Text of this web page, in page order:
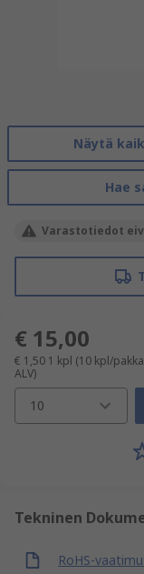
Näytä
Hae
Varastotiedot
€ 15,00
€ 1,50 1 kpl (10 kpl/
ALV)
10
Tekninen
RoHS-